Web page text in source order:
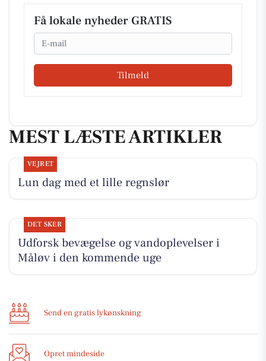
Få lokale nyheder GRATIS
Email
Tilmeld
MEST LÆSTE ARTIKLER
VEJRET
Lun dag med et lille regnslør
DET SKER
Udforsk bevægelse og vandoplevelser i
Måløv i den kommende uge
Send en gratis lykønskning
Opret mindeside